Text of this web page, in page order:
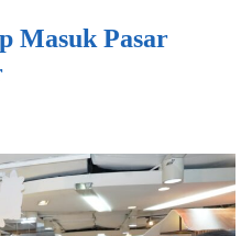
Masuk Pasar